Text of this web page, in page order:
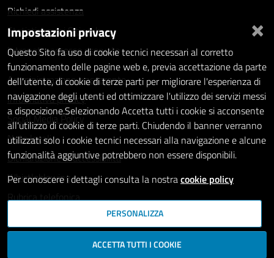
Richiedi assistenza
Statistiche dei Siti web
Intranet - accesso riservato
Amministrazione trasparente
Informativa privacy
Social Media Policy
Note legali
Dichiarazione di accessibilità
Whistleblowing
Rubrica telefonica
SEGUICI SU
×
Impostazioni privacy
Questo Sito fa uso di cookie tecnici necessari al corretto
funzionamento delle pagine web e, previa accettazione da parte
dell'utente, di cookie di terze parti per migliorare l'esperienza di
navigazione degli utenti ed ottimizzare l'utilizzo dei servizi messi
a disposizione.Selezionando Accetta tutti i cookie si acconsente
all'utilizzo di cookie di terze parti. Chiudendo il banner verranno
utilizzati solo i cookie tecnici necessari alla navigazione e alcune
funzionalità aggiuntive potrebbero non essere disponibili.
Per conoscere i dettagli consulta la nostracookie policy
PERSONALIZZA
ACCETTA TUTTI I COOKIE